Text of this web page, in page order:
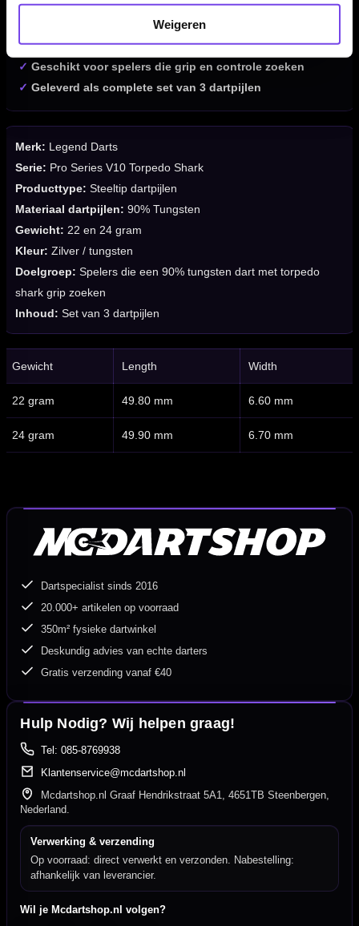
Weigeren
✓ Verkrijgbaar in 22 en 24 gram
Barrellengte van 49.8 en 49.9 mm
✓ Barrelbreedte van 6.6 en 6.7 mm
✓ Geschikt voor spelers die grip en controle zoeken
✓ Geleverd als complete set van 3 dartpijlen
Merk: Legend Darts
Serie: Pro Series V10 Torpedo Shark
Producttype: Steeltip dartpijlen
Materiaal dartpijlen: 90% Tungsten
Gewicht: 22 en 24 gram
Kleur: Zilver / tungsten
Doelgroep: Spelers die een 90% tungsten dart met torpedo
shark grip zoeken
Inhoud: Set van 3 dartpijlen
Gewicht Length Width
22 gram 49.80 mm 6.60 mm
24 gram 49.90 mm 6.70 mm
Dartspecialist sinds 2016
20.000+ artikelen op voorraad
350m² fysieke dartwinkel
Deskundig advies van echte darters
Gratis verzending vanaf €40
Hulp Nodig? Wij helpen graag!
Tel: 085-8769938
Klantenservice@mcdartshop.nl
Mcdartshop.nl Graaf Hendrikstraat 5A1, 4651TB Steenbergen,
Nederland.
Verwerking & verzending
Op voorraad: direct verwerkt en verzonden. Nabestelling:
afhankelijk van leverancier.
Wil je Mcdartshop.nl volgen?